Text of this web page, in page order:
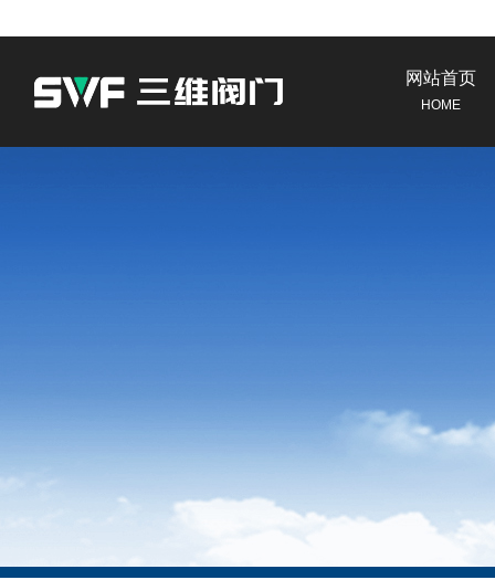
网站首页
HOME